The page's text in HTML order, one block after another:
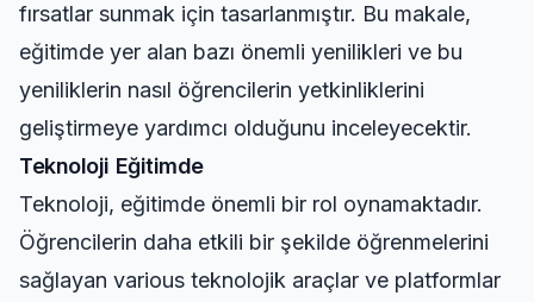
fırsatlar sunmak için tasarlanmıştır. Bu makale,
eğitimde yer alan bazı önemli yenilikleri ve bu
yeniliklerin nasıl öğrencilerin yetkinliklerini
geliştirmeye yardımcı olduğunu inceleyecektir.
Teknoloji Eğitimde
Teknoloji, eğitimde önemli bir rol oynamaktadır.
Öğrencilerin daha etkili bir şekilde öğrenmelerini
sağlayan various teknolojik araçlar ve platformlar